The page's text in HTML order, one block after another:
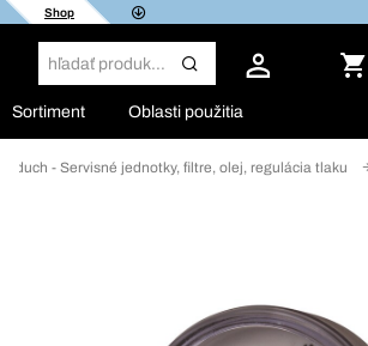
Shop
Sortiment Oblasti použitia
- Servisné jednotky, filtre, olej, regulácia tlaku